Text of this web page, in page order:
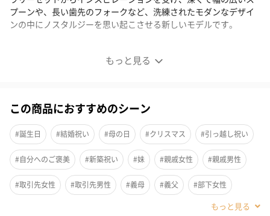
もっと見る
プーンや、長い歯先のフォークなど、洗練されたモダンなデザイ
ンの中にノスタルジーを思い起こさせる新しいモデルです。
【クチポール】アイレス・マテウス ミラーディナーペア
ポルトガルを代表する建築家、Manuel Aires Mateus(マニュエ
ル・アイレス・マテウス）氏と Cutipol のコラボレーションによ
り生まれたシリーズ “Aires Mateus” 。
Cutipolの愛用者でありそのデザインと品質を高く評価していた彼
は、Cutipolの持つ力強いビジュアル・アイデンティティを維持し
つつ、ユニークで個性的なタッチを加えるコレクション制作に挑
この商品におすすめのシーン
#誕生日 #結婚祝い #母の日 #クリスマス #引っ越し祝い
#自分へのご褒美 #新築祝い #妹 #親戚女性 #親戚男性
#取引先女性 #取引先男性 #義母 #義父 #部下女性
#女友達